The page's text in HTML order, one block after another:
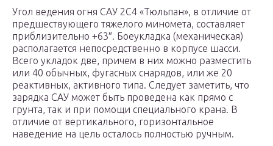
Угол ведения огня САУ 2С4 «Тюльпан», в отличие от
предшествующего тяжелого миномета, составляет
приблизительно +63″. Боеукладка (механическая)
располагается непосредственно в корпусе шасси.
Всего укладок две, причем в них можно разместить
или 40 обычных, фугасных снарядов, или же 20
реактивных, активного типа. Следует заметить, что
зарядка САУ может быть проведена как прямо с
грунта, так и при помощи специального крана. В
отличие от вертикального, горизонтальное
наведение на цель осталось полностью ручным.